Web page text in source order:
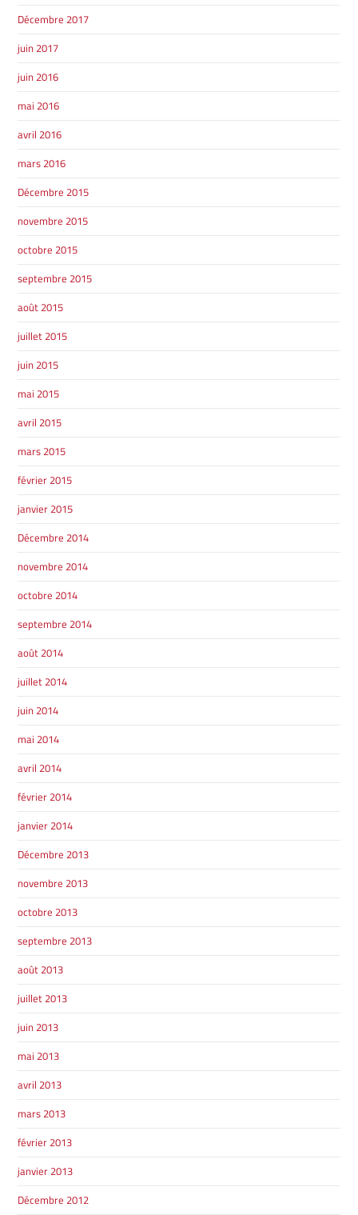
Décembre 2017
juin 2017
juin 2016
mai 2016
avril 2016
mars 2016
Décembre 2015
novembre 2015
octobre 2015
septembre 2015
août 2015
juillet 2015
juin 2015
mai 2015
avril 2015
mars 2015
février 2015
janvier 2015
Décembre 2014
novembre 2014
octobre 2014
septembre 2014
août 2014
juillet 2014
juin 2014
mai 2014
avril 2014
février 2014
janvier 2014
Décembre 2013
novembre 2013
octobre 2013
septembre 2013
août 2013
juillet 2013
juin 2013
mai 2013
avril 2013
mars 2013
février 2013
janvier 2013
Décembre 2012
SHERBROOKE